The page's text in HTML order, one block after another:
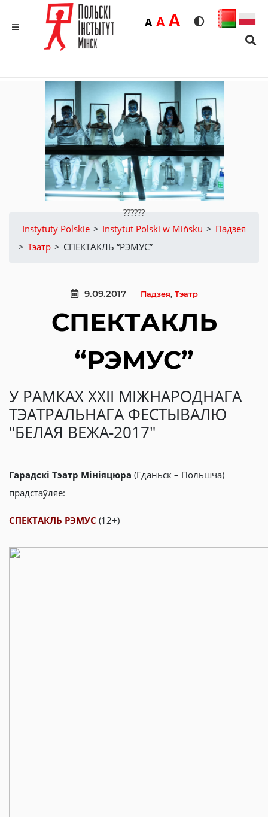
Rozmiar
ADomyślna
AŚrednia
ADużaWersja
??????
Instytuty Polskie > Instytut Polski w Mińsku > Падзея
> Тэатр > СПЕКТАКЛЬ “РЭМУС”
9.09.2017 Падзея, Тэатр
СПЕКТАКЛЬ
“РЭМУС”
У РАМКАХ ХХIІ МІЖНАРОДНАГА
ТЭАТРАЛЬНАГА ФЕСТЫВАЛЮ
"БЕЛАЯ ВЕЖА-2017"
Гарадскі Тэатр Мініяцюра (Гданьск – Польшча)
прадстаўляе:
СПЕКТАКЛЬ РЭМУС (12+)